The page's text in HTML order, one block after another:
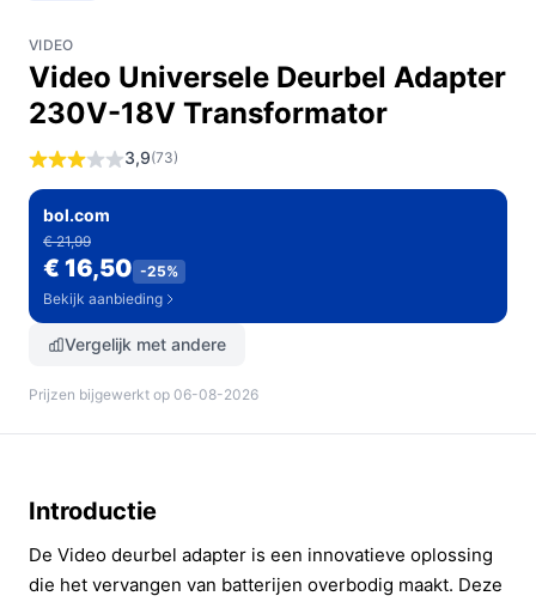
VIDEO
Video Universele Deurbel Adapter
230V-18V Transformator
3,9(73)
bol.com
€ 21,99
€ 16,50 -25%
Bekijk aanbieding
Vergelijk met andere
Prijzen bijgewerkt op 06-08-2026
Introductie
De Video deurbel adapter is een innovatieve oplossing
die het vervangen van batterijen overbodig maakt. Deze